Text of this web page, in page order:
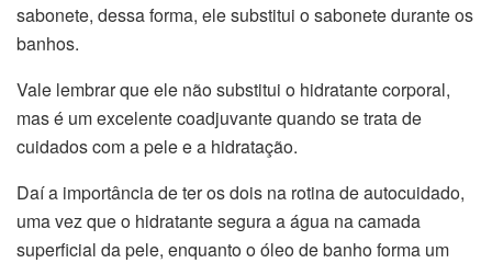
sabonete, dessa forma, ele substitui o sabonete durante os
banhos.
Vale lembrar que ele não substitui o hidratante corporal,
mas é um excelente coadjuvante quando se trata de
cuidados com a pele e a hidratação.
Daí a importância de ter os dois na rotina de autocuidado,
uma vez que o hidratante segura a água na camada
superficial da pele, enquanto o óleo de banho forma um